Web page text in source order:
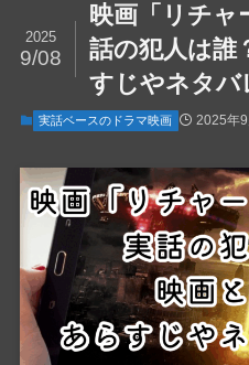
映画「リチャ
話の犯人は誰
すじやネタバ
2025
9/08
実話ベースのドラマ映画 2025年9